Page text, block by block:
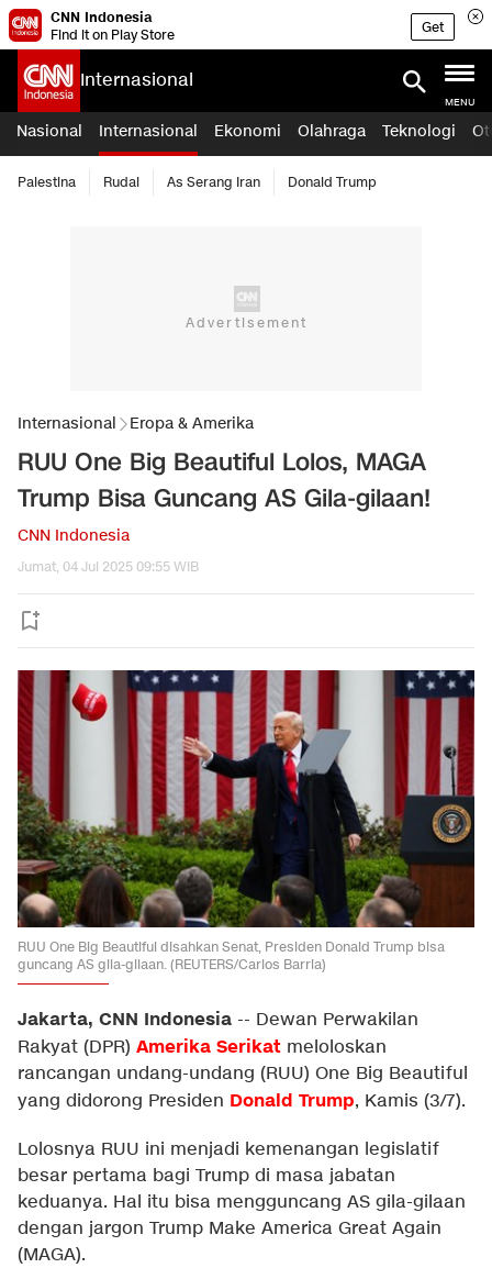
CNN Indonesia
Find it on Play Store
Get
Internasional
MENU
Nasional Internasional Ekonomi Olahraga Teknologi
Palestina Rudal As Serang Iran Donald Trump
Internasional Eropa & Amerika
RUU One Big Beautiful Lolos, MAGA
Trump Bisa Guncang AS Gila-gilaan!
CNN Indonesia
Jumat, 04 Jul 2025 09:55 WIB
RUU One Big Beautiful disahkan Senat, Presiden Donald Trump bisa
guncang AS gila-gilaan. (REUTERS/Carlos Barria)
Jakarta, CNN Indonesia -- Dewan Perwakilan
Rakyat (DPR) Amerika Serikat meloloskan
rancangan undang-undang (RUU) One Big Beautiful
yang didorong Presiden Donald Trump, Kamis (3/7).
Lolosnya RUU ini menjadi kemenangan legislatif
besar pertama bagi Trump di masa jabatan
keduanya. Hal itu bisa mengguncang AS gila-gilaan
dengan jargon Trump Make America Great Again
(MAGA).